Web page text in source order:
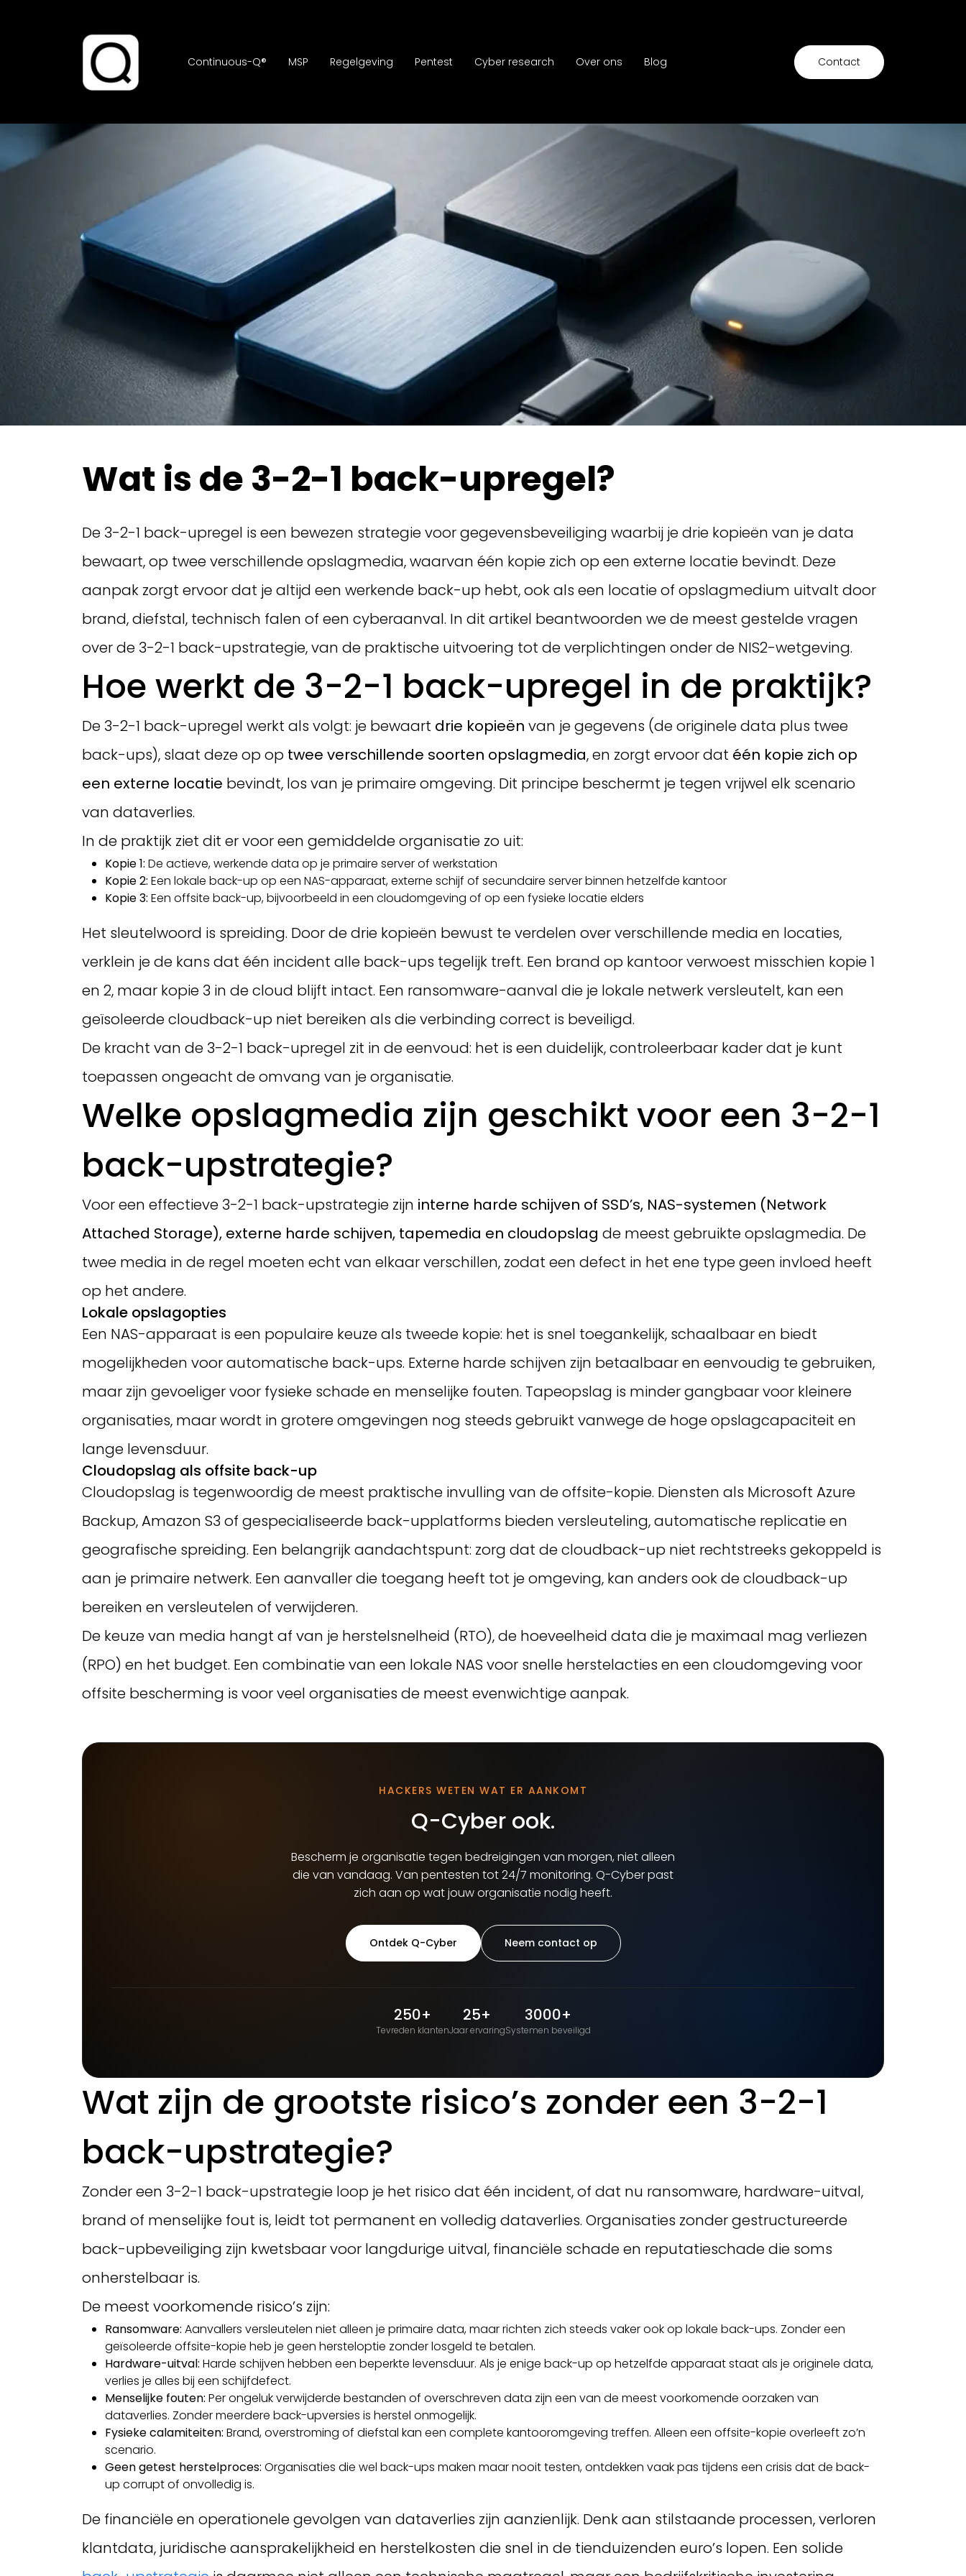
Continuous-Q® MSP Regelgeving Pentest Cyber research Over ons Blog Contact
Wat is de 3-2-1 back-upregel?
De 3-2-1 back-upregel is een bewezen strategie voor gegevensbeveiliging waarbij je drie kopieën van je data
bewaart, op twee verschillende opslagmedia, waarvan één kopie zich op een externe locatie bevindt. Deze
aanpak zorgt ervoor dat je altijd een werkende back-up hebt, ook als een locatie of opslagmedium uitvalt door
brand, diefstal, technisch falen of een cyberaanval. In dit artikel beantwoorden we de meest gestelde vragen
over de 3-2-1 back-upstrategie, van de praktische uitvoering tot de verplichtingen onder de NIS2-wetgeving.
Hoe werkt de 3-2-1 back-upregel in de praktijk?
De 3-2-1 back-upregel werkt als volgt: je bewaart drie kopieën van je gegevens (de originele data plus twee
back-ups), slaat deze op op twee verschillende soorten opslagmedia, en zorgt ervoor dat één kopie zich op
een externe locatie bevindt, los van je primaire omgeving. Dit principe beschermt je tegen vrijwel elk scenario
van dataverlies.
In de praktijk ziet dit er voor een gemiddelde organisatie zo uit:
Kopie 1: De actieve, werkende data op je primaire server of werkstation
Kopie 2: Een lokale back-up op een NAS-apparaat, externe schijf of secundaire server binnen hetzelfde kantoor
Kopie 3: Een offsite back-up, bijvoorbeeld in een cloudomgeving of op een fysieke locatie elders
Het sleutelwoord is spreiding. Door de drie kopieën bewust te verdelen over verschillende media en locaties,
verklein je de kans dat één incident alle back-ups tegelijk treft. Een brand op kantoor verwoest misschien kopie 1
en 2, maar kopie 3 in de cloud blijft intact. Een ransomware-aanval die je lokale netwerk versleutelt, kan een
geïsoleerde cloudback-up niet bereiken als die verbinding correct is beveiligd.
De kracht van de 3-2-1 back-upregel zit in de eenvoud: het is een duidelijk, controleerbaar kader dat je kunt
toepassen ongeacht de omvang van je organisatie.
Welke opslagmedia zijn geschikt voor een 3-2-1
back-upstrategie?
Voor een effectieve 3-2-1 back-upstrategie zijn interne harde schijven of SSD’s, NAS-systemen (Network
Attached Storage), externe harde schijven, tapemedia en cloudopslag de meest gebruikte opslagmedia. De
twee media in de regel moeten echt van elkaar verschillen, zodat een defect in het ene type geen invloed heeft
op het andere.
Lokale opslagopties
Een NAS-apparaat is een populaire keuze als tweede kopie: het is snel toegankelijk, schaalbaar en biedt
mogelijkheden voor automatische back-ups. Externe harde schijven zijn betaalbaar en eenvoudig te gebruiken,
maar zijn gevoeliger voor fysieke schade en menselijke fouten. Tapeopslag is minder gangbaar voor kleinere
organisaties, maar wordt in grotere omgevingen nog steeds gebruikt vanwege de hoge opslagcapaciteit en
lange levensduur.
Cloudopslag als offsite back-up
Cloudopslag is tegenwoordig de meest praktische invulling van de offsite-kopie. Diensten als Microsoft Azure
Backup, Amazon S3 of gespecialiseerde back-upplatforms bieden versleuteling, automatische replicatie en
geografische spreiding. Een belangrijk aandachtspunt: zorg dat de cloudback-up niet rechtstreeks gekoppeld is
aan je primaire netwerk. Een aanvaller die toegang heeft tot je omgeving, kan anders ook de cloudback-up
bereiken en versleutelen of verwijderen.
De keuze van media hangt af van je herstelsnelheid (RTO), de hoeveelheid data die je maximaal mag verliezen
(RPO) en het budget. Een combinatie van een lokale NAS voor snelle herstelacties en een cloudomgeving voor
offsite bescherming is voor veel organisaties de meest evenwichtige aanpak.
HACKERS WETEN WAT ER AANKOMT
Q-Cyber ook.
Bescherm je organisatie tegen bedreigingen van morgen, niet alleen
die van vandaag. Van pentesten tot 24/7 monitoring. Q-Cyber past
zich aan op wat jouw organisatie nodig heeft.
Ontdek Q-Cyber Neem contact op
250+
Tevreden klanten
25+
Jaar ervaring
3000+
Systemen beveiligd
Wat zijn de grootste risico’s zonder een 3-2-1
back-upstrategie?
Zonder een 3-2-1 back-upstrategie loop je het risico dat één incident, of dat nu ransomware, hardware-uitval,
brand of menselijke fout is, leidt tot permanent en volledig dataverlies. Organisaties zonder gestructureerde
back-upbeveiliging zijn kwetsbaar voor langdurige uitval, financiële schade en reputatieschade die soms
onherstelbaar is.
De meest voorkomende risico’s zijn:
Ransomware: Aanvallers versleutelen niet alleen je primaire data, maar richten zich steeds vaker ook op lokale back-ups. Zonder een
geïsoleerde offsite-kopie heb je geen hersteloptie zonder losgeld te betalen.
Hardware-uitval: Harde schijven hebben een beperkte levensduur. Als je enige back-up op hetzelfde apparaat staat als je originele data,
verlies je alles bij een schijfdefect.
Menselijke fouten: Per ongeluk verwijderde bestanden of overschreven data zijn een van de meest voorkomende oorzaken van
dataverlies. Zonder meerdere back-upversies is herstel onmogelijk.
Fysieke calamiteiten: Brand, overstroming of diefstal kan een complete kantooromgeving treffen. Alleen een offsite-kopie overleeft zo’n
scenario.
Geen getest herstelproces: Organisaties die wel back-ups maken maar nooit testen, ontdekken vaak pas tijdens een crisis dat de back-
up corrupt of onvolledig is.
De financiële en operationele gevolgen van dataverlies zijn aanzienlijk. Denk aan stilstaande processen, verloren
klantdata, juridische aansprakelijkheid en herstelkosten die snel in de tienduizenden euro’s lopen. Een solide